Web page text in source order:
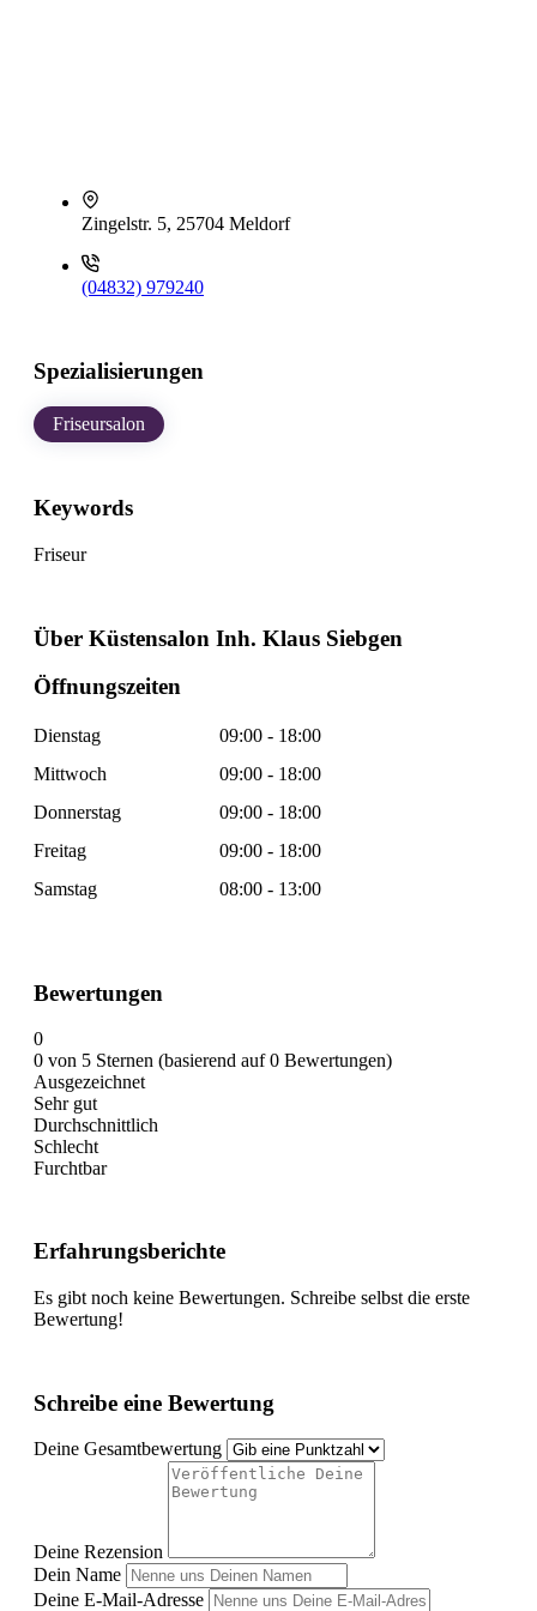
Zingelstr. 5, 25704 Meldorf
(04832) 979240
Spezialisierungen
Friseursalon
Keywords
Friseur
Über Küstensalon Inh. Klaus Siebgen
Öffnungszeiten
Dienstag
09:00 - 18:00
Mittwoch
09:00 - 18:00
Donnerstag
09:00 - 18:00
Freitag
09:00 - 18:00
Samstag
08:00 - 13:00
Bewertungen
0
0 von 5 Sternen (basierend auf 0 Bewertungen)
Ausgezeichnet
Sehr gut
Durchschnittlich
Schlecht
Furchtbar
Erfahrungsberichte
Es gibt noch keine Bewertungen. Schreibe selbst die erste
Bewertung!
Schreibe eine Bewertung
Deine Gesamtbewertung
Deine Rezension
Dein Name
Deine E-Mail-Adresse